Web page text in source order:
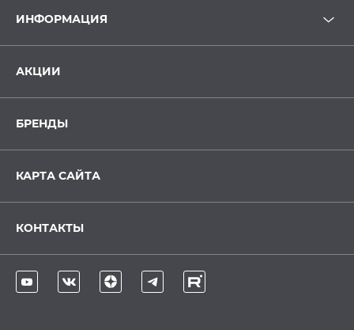
ИНФОРМАЦИЯ
АКЦИИ
БРЕНДЫ
КАРТА САЙТА
КОНТАКТЫ